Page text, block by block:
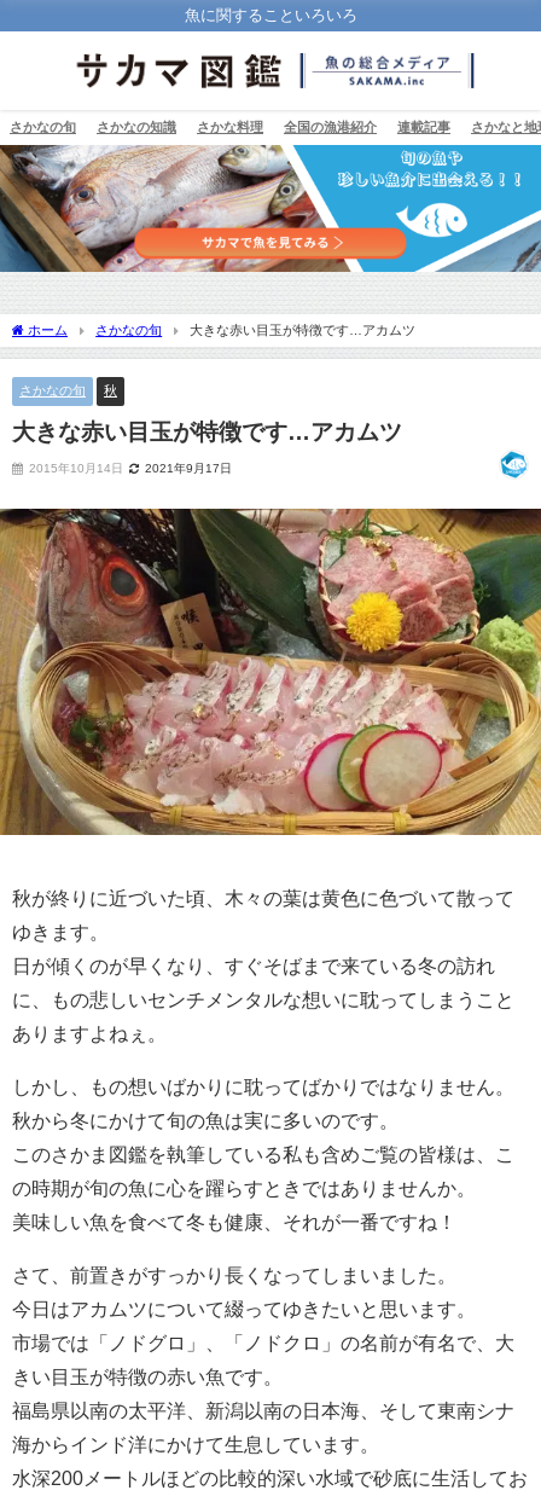
魚に関することいろいろ
さかなの旬 さかなの知識 さかな料理 全国の漁港紹介 連載記事 さかなと地
ホーム さかなの旬 大きな赤い目玉が特徴です…アカムツ
さかなの旬 秋
大きな赤い目玉が特徴です…アカムツ
2015年10月14日 2021年9月17日
秋が終りに近づいた頃、木々の葉は黄色に色づいて散って
ゆきます。
日が傾くのが早くなり、すぐそばまで来ている冬の訪れ
に、もの悲しいセンチメンタルな想いに耽ってしまうこと
ありますよねぇ。
しかし、もの想いばかりに耽ってばかりではなりません。
秋から冬にかけて旬の魚は実に多いのです。
このさかま図鑑を執筆している私も含めご覧の皆様は、こ
の時期が旬の魚に心を躍らすときではありませんか。
美味しい魚を食べて冬も健康、それが一番ですね！
さて、前置きがすっかり長くなってしまいました。
今日はアカムツについて綴ってゆきたいと思います。
市場では「ノドグロ」、「ノドクロ」の名前が有名で、大
きい目玉が特徴の赤い魚です。
福島県以南の太平洋、新潟以南の日本海、そして東南シナ
海からインド洋にかけて生息しています。
水深200メートルほどの比較的深い水域で砂底に生活してお